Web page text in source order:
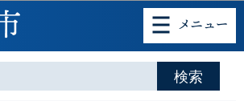
のページの本文へ移動